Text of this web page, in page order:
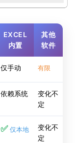
EXCEL
内置
其他
软件
仅手动 有限
依赖系统
变化不
定
✅ 仅本地
变化不
定